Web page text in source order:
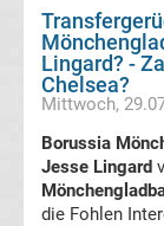
Bundesliga
Tabelle
Ligue
1
Lingard? -
Chelsea?
Mittwoch,
Borussia
Jesse Lingard
die Fohlen